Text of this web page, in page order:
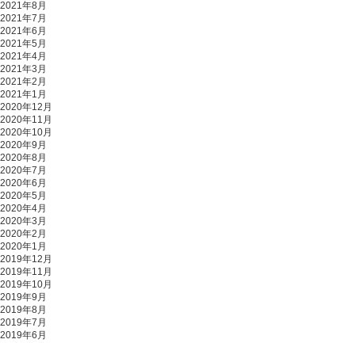
2021年8月
2021年7月
2021年6月
2021年5月
2021年4月
2021年3月
2021年2月
2021年1月
2020年12月
2020年11月
2020年10月
2020年9月
2020年8月
2020年7月
2020年6月
2020年5月
2020年4月
2020年3月
2020年2月
2020年1月
2019年12月
2019年11月
2019年10月
2019年9月
2019年8月
2019年7月
2019年6月